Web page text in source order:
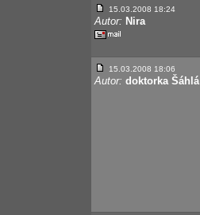
15.03.2008 18:24
Autor: Nira
15.03.2008 18:06
Autor: doktorka Šáhlá